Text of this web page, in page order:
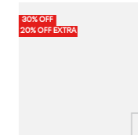
30% OFF
20% OFF EXTRA